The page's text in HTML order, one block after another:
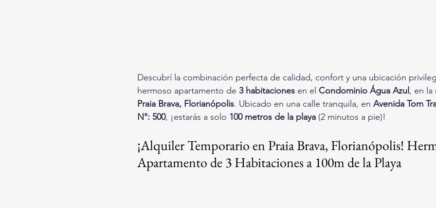
Descubrí la combinación perfecta de calidad, confort y una ubicación
hermoso apartamento de 3 habitaciones en el Condominio Água Azul , en la
Praia Brava, Florianópolis. Ubicado en una calle tranquila, en Avenida Tom
N°: 500, ¡estarás a solo 100 metros de la playa (2 minutos a pie)!
¡Alquiler Temporario en Praia Brava, Florianópolis!
Apartamento de 3 Habitaciones a 100m de la Playa